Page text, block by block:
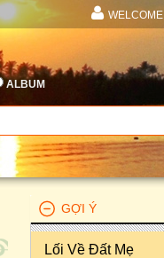
WELCOME
ALBUM
GỢI Ý
Lối Về Đất Mẹ